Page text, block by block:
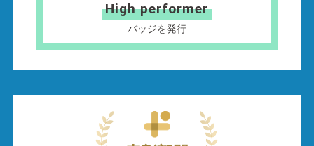
High performer
バッジを発行